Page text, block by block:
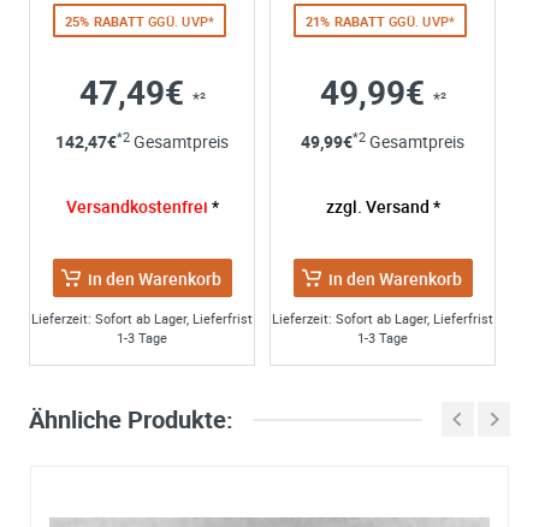
25% RABATT GGÜ. UVP*
47,49€ *²
142,47€*2 Gesamtpreis
Versandkostenfrei *
in den Warenkorb
Lieferzeit: Sofort ab Lager, Lieferfrist
1-3 Tage
21% RABATT GGÜ. UVP*
49,99€ *²
49,99€*2 Gesamtpreis
zzgl. Versand *
in den Warenkorb
Lieferzeit: Sofort ab Lager, Lieferfrist
1-3 Tage
Ähnliche Produkte: